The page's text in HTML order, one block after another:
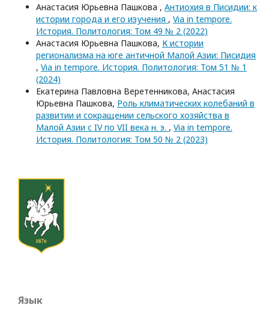
Анастасия Юрьевна Пашкова , Антиохия в Писидии: к
истории города и его изучения , Via in tempore.
История. Политология: Том 49 № 2 (2022)
Анастасия Юрьевна Пашкова, К истории
регионализма на юге античной Малой Азии: Писидия
, Via in tempore. История. Политология: Том 51 № 1
(2024)
Екатерина Павловна Веретенникова, Анастасия
Юрьевна Пашкова, Роль климатических колебаний в
развитии и сокращении сельского хозяйства в
Малой Азии с IV по VII века н. э. , Via in tempore.
История. Политология: Том 50 № 2 (2023)
Язык